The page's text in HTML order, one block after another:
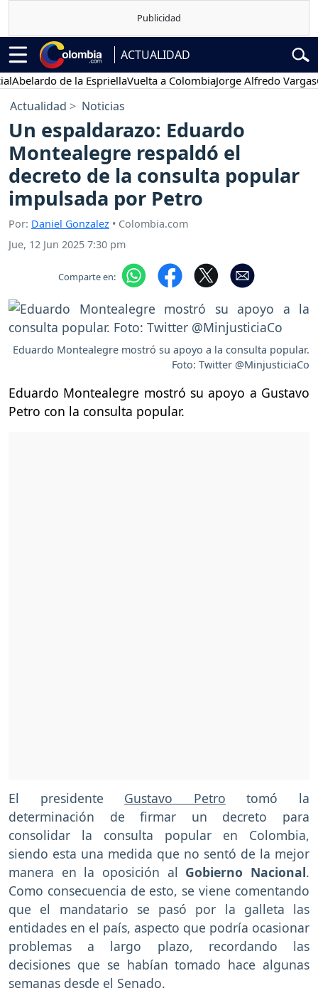
ACTUALIDAD
de la EspriellaVuelta a ColombiaJorge Alfredo Vargas
Actualidad Noticias
Un espaldarazo: Eduardo
Montealegre respaldó el
decreto de la consulta popular
impulsada por Petro
Por: Daniel Gonzalez • Colombia.com
Jue, 12 Jun 2025 7:30 pm
Comparte en:
Eduardo Montealegre mostró su apoyo a la consulta popular.
Foto: Twitter @MinjusticiaCo
Eduardo Montealegre mostró su apoyo a Gustavo
Petro con la consulta popular.
El presidente Gustavo Petro tomó la
determinación de firmar un decreto para
consolidar la consulta popular en Colombia,
siendo esta una medida que no sentó de la mejor
manera en la oposición al Gobierno Nacional.
Como consecuencia de esto, se viene comentando
que el mandatario se pasó por la galleta las
entidades en el país, aspecto que podría ocasionar
problemas a largo plazo, recordando las
decisiones que se habían tomado hace algunas
semanas desde el Senado.